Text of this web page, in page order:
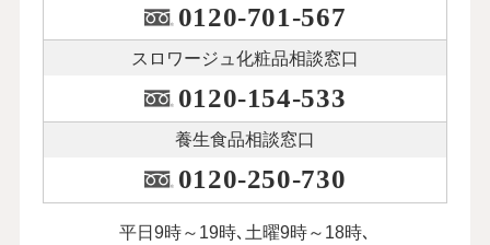
0120-701-567
スロワージュ化粧品相談窓口
0120-154-533
養生食品相談窓口
0120-250-730
平日9時～19時､土曜9時～18時､